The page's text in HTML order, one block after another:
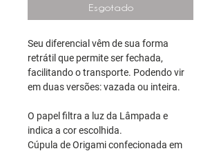
Esgotado
Seu diferencial vêm de sua forma
retrátil que permite ser fechada,
facilitando o transporte. Podendo vir
em duas versões: vazada ou inteira.
O papel filtra a luz da Lâmpada e
indica a cor escolhida.
Cúpula de Origami confecionada em